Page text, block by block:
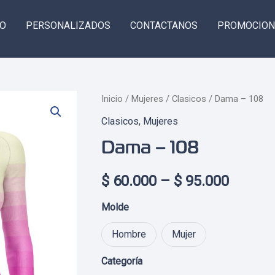
PERSONALIZADOS CONTACTANOS
Inicio / Mujeres / Clasicos / Dama – 108
Clasicos, Mujeres
Dama – 108
$60.000 – $95.000Price
Molde
Hombre Mujer
Categoría